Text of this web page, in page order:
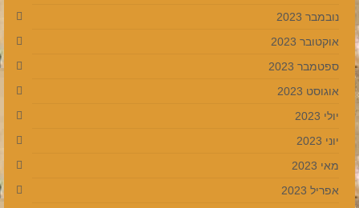
נובמבר 2023
אוקטובר 2023
ספטמבר 2023
אוגוסט 2023
יולי 2023
יוני 2023
מאי 2023
אפריל 2023